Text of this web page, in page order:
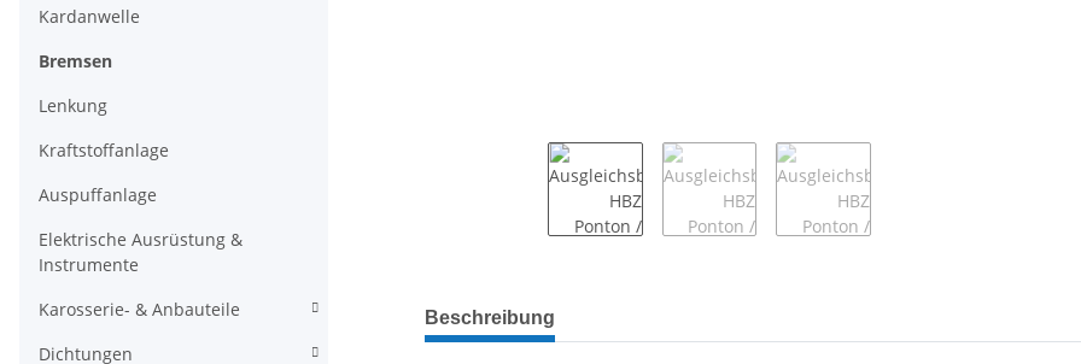
weitere Registerkarten anzeigen
Beschreibung
Kardanwelle
Bremsen
Lenkung
Kraftstoffanlage
Auspuffanlage
Elektrische Ausrüstung &
Instrumente
Karosserie- & Anbauteile
Dichtungen